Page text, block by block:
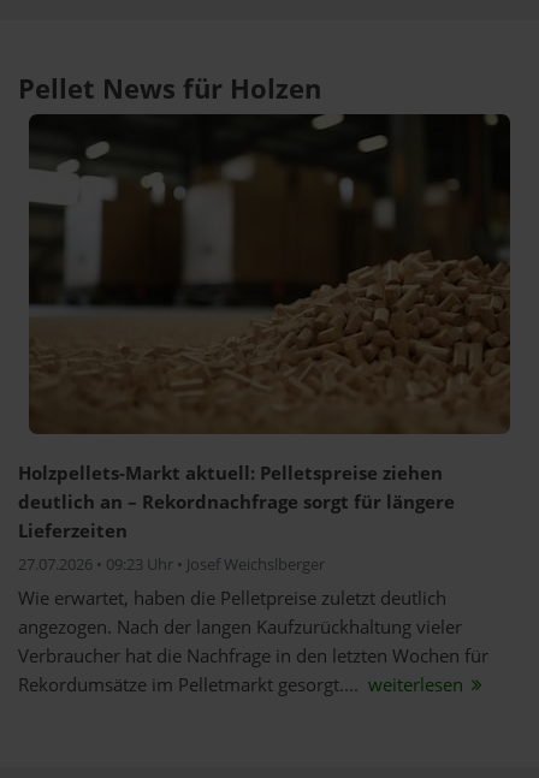
Pellet News für Holzen
Holzpellets-Markt aktuell: Pelletspreise ziehen
deutlich an – Rekordnachfrage sorgt für längere
Lieferzeiten
27.07.2026 • 09:23 Uhr • Josef Weichslberger
Wie erwartet, haben die Pelletpreise zuletzt deutlich
angezogen. Nach der langen Kaufzurückhaltung vieler
Verbraucher hat die Nachfrage in den letzten Wochen für
Rekordumsätze im Pelletmarkt gesorgt.... weiterlesen